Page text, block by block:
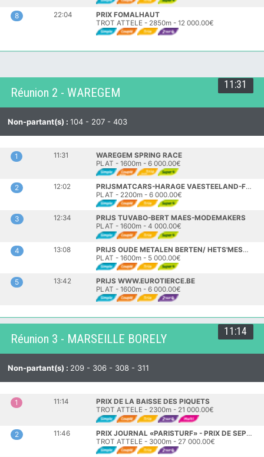
8 22:04
PRIX FOMALHAUT
TROT ATTELE - 2850m - 12 000.00€
11:31
Réunion 2 - WAREGEM
Non-partant(s) : 104 - 207 - 403
1 11:31
WAREGEM SPRING RACE
PLAT - 1600m - 6 000.00€
2 12:02
PRIJSMATCARS-HARAGE VAESTEELAND-FRITUUR
PLAT - 2200m - 6 000.00€
3 12:34
PRIJS TUVABO-BERT MAES-MODEMAKERS
PLAT - 1600m - 4 000.00€
4 13:08
PRIJS OUDE METALEN BERTEN/ HETS'MESSEPLEIN
PLAT - 1600m - 5 000.00€
5 13:42
PRIJS WWW.EUROTIERCE.BE
PLAT - 1600m - 6 000.00€
11:14
Réunion 3 - MARSEILLE BORELY
Non-partant(s) : 209 - 306 - 308 - 311
1 11:14
PRIX DE LA BAISSE DES PIQUETS
TROT ATTELE - 2300m - 21 000.00€
2 11:46
PRIX JOURNAL «PARISTURF» - PRIX DE SEPTEMES-LES-VALLONS
TROT ATTELE - 3000m - 27 000.00€